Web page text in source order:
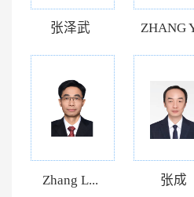
张泽武 ZHANG
Zhang L... 张成